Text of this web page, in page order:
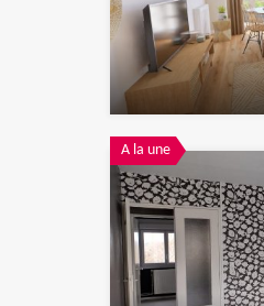
A la une